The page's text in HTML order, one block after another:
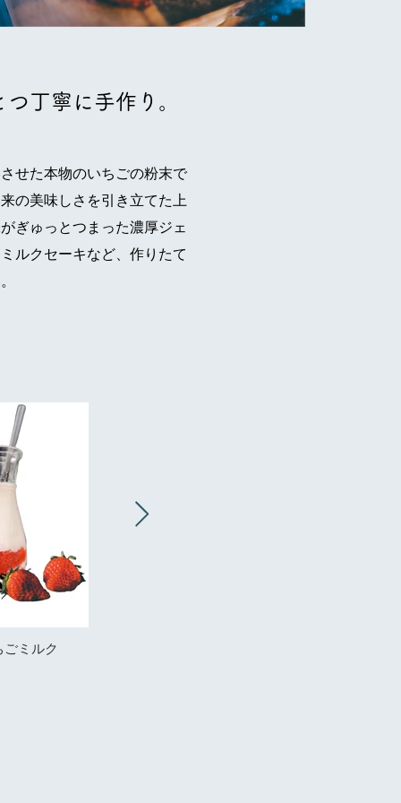
丁寧に手作り。
せた本物のいちごの粉末で
の美味しさを引き立てた上
ぎゅっとつまった濃厚ジェ
ルクセーキなど、作りたて
ミルク